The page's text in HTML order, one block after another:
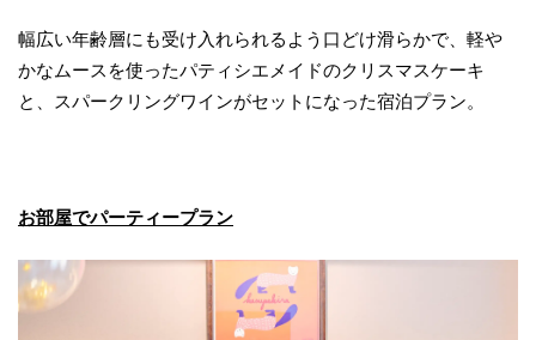
幅広い年齢層にも受け入れられるよう口どけ滑らかで、軽や
かなムースを使ったパティシエメイドのクリスマスケーキ
と、スパークリングワインがセットになった宿泊プラン。
お部屋でパーティープラン